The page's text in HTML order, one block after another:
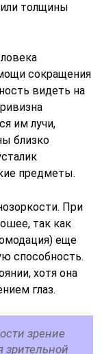
толщины
сокращения
видеть на
им лучи,
близко
предметы.
При
так как
еще
способность.
хотя она
глаз.
зрение
зрительной